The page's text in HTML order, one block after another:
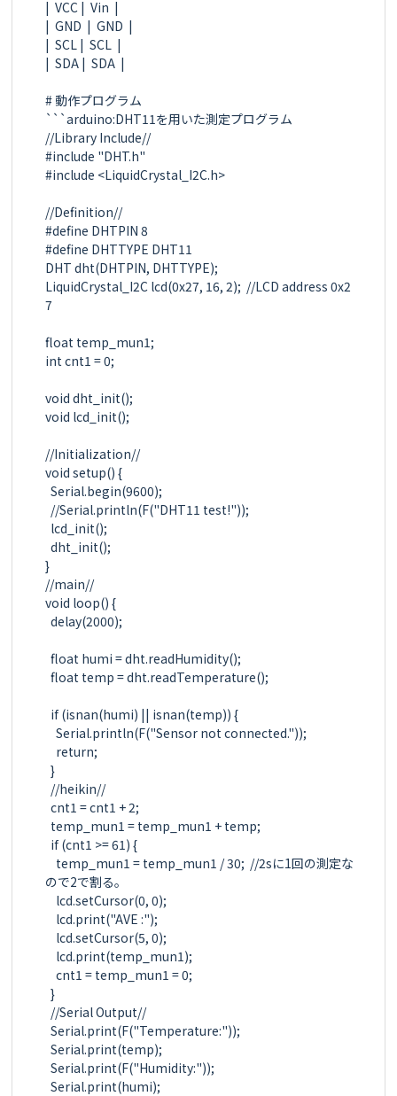
|  VCC |  Vin  |
|  GND  |  GND  |
|  SCL |  SCL  |
|  SDA |  SDA  |
# 動作プログラム
```arduino:DHT11を用いた測定プログラム
//Library Include//
#include "DHT.h"
#include <LiquidCrystal_I2C.h>
//Definition//
#define DHTPIN 8
#define DHTTYPE DHT11
DHT dht(DHTPIN, DHTTYPE);
LiquidCrystal_I2C lcd(0x27, 16, 2);  //LCD address 0x2
7
float temp_mun1;
int cnt1 = 0;
void dht_init();
void lcd_init();
//Initialization//
void setup() {
  Serial.begin(9600);
  dht_init();
}
//main//
void loop() {
  delay(2000);
  float humi = dht.readHumidity();
  float temp = dht.readTemperature();
    Serial.println(F("Sensor not connected."));
  }
  cnt1 = cnt1 + 2;
ので2で割る。
    cnt1 = temp_mun1 = 0;
  }
  Serial.print(F("Temperature:"));
  Serial.print(temp);
  Serial.print(F("Humidity:"));
  Serial.print(humi);